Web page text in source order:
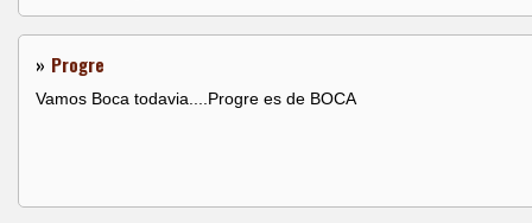
» Progre
Vamos Boca todavia....Progre es de BOCA